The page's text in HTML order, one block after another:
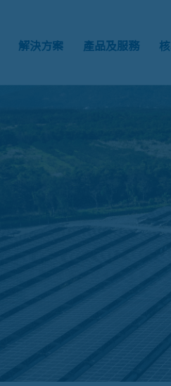
解決方案 產品及服務